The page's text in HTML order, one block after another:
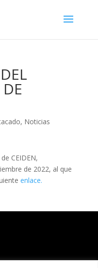
, Noticias
CEIDEN,
de 2022, al que
enlace.